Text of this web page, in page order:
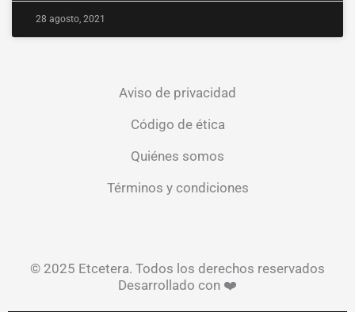
28 agosto, 2021
Aviso de privacidad
Código de ética
Quiénes somos
Términos y condiciones
© 2025 Etcetera. Todos los derechos reservados
Desarrollado con ❤️